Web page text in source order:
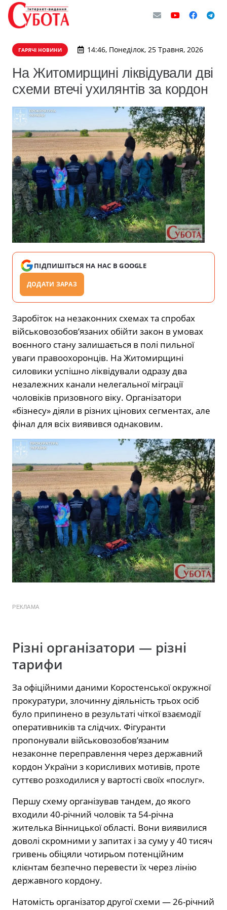
ГАРЯЧІ НОВИНИ 14:46, Понеділок, 25 Травня, 2026
На Житомирщині ліквідували дві
схеми втечі ухилянтів за кордон
ПІДПИШІТЬСЯ НА НАС В GOOGLE
ДОДАТИ ЗАРАЗ
Заробіток на незаконних схемах та спробах
військовозобов’язаних обійти закон в умовах
воєнного стану залишається в полі пильної
уваги правоохоронців. На Житомирщині
силовики успішно ліквідували одразу два
незалежних канали нелегальної міграції
чоловіків призовного віку. Організатори
«бізнесу» діяли в різних цінових сегментах, але
фінал для всіх виявився однаковим.
РЕКЛАМА
Різні організатори — різні
тарифи
За офіційними даними Коростенської окружної
прокуратури, злочинну діяльність трьох осіб
було припинено в результаті чіткої взаємодії
оперативників та слідчих. Фігуранти
пропонували військовозобов’язаним
незаконне переправлення через державний
кордон України з корисливих мотивів, проте
суттєво розходилися у вартості своїх «послуг».
Першу схему організував тандем, до якого
входили 40-річний чоловік та 54-річна
жителька Вінницької області. Вони виявилися
доволі скромними у запитах і за суму у 40 тисяч
гривень обіцяли чотирьом потенційним
клієнтам безпечно перевести їх через лінію
державного кордону.
Натомість організатор другої схеми — 26-річний